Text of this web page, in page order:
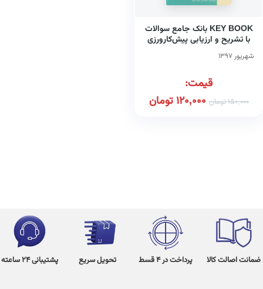
KEY BOOK بانک جامع سوالات
با تشریح و ارزیابی پیش‌کارورزی
قطب ۵ و قطب ۷
شهریور ۱۳۹۷
قیمت:
150,000تومان 120,000تومان
ضمانت اصالت کالا پرداخت در 4 قسط تحویل سریع پشتیبانی 24 ساعته